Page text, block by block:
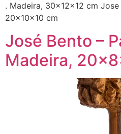
. Madeira, 30x12x12 cm
20x10x10 cm
José Bento –
Madeira,